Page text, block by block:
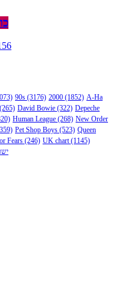
90s (3176) 2000 (1852) A-Ha
David Bowie (322) Depeche
Human League (268) New Order
Pet Shop Boys (523) Queen
Fears (246) UK chart(1145)